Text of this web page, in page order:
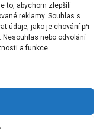
to, abychom zlepšili
reklamy. Souhlas s
údaje, jako je chování při
Nesouhlas nebo odvolání
a funkce.